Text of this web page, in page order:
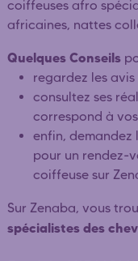
coiffeuses afro
africaines, nattes
Quelques Conseils
regardez les
consultez ses
correspond à
enfin, demandez
pour un rendez-
coiffeuse sur
Sur Zenaba, vous
spécialistes des